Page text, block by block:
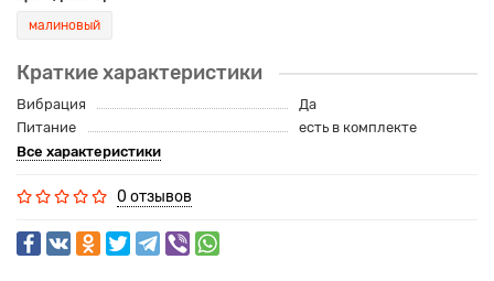
малиновый
Краткие характеристики
Вибрация
Да
Питание
есть в комплекте
Все характеристики
0 отзывов